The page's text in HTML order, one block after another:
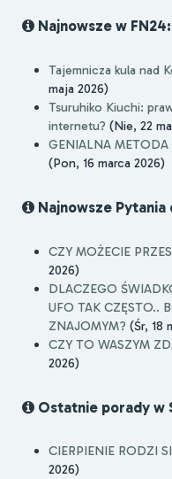
Najnowsze w FN24:
Tajemnicza kula nad
maja 2026)
Tsuruhiko Kiuchi:
internetu? (Nie, 22
GENIALNA METODA
(Pon, 16 marca 2026)
Najnowsze Pytania
CZY MOŻECIE
2026)
DLACZEGO
UFO TAK CZĘSTO..
ZNAJOMYM? (Śr, 18
CZY TO WASZYM
2026)
Ostatnie porady w
CIERPIENIE RODZI
2026)